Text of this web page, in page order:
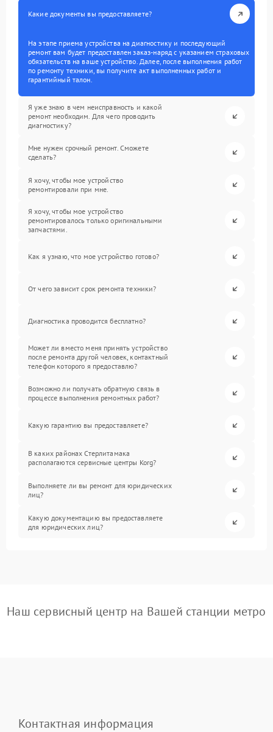
Какие документы вы предоставляете?
На этапе приема устройства на диагностику и последующий
ремонт вам будет предоставлен заказ-наряд с указанием страховых
обязательств на ваше устройство. Далее, после выполнения работ
по ремонту техники, вы получите акт выполненных работ и
гарантийный талон.
Я уже знаю в чем неисправность и какой
ремонт необходим. Для чего проводить
диагностику?
Мне нужен срочный ремонт. Сможете
сделать?
Я хочу, чтобы мое устройство
ремонтировали при мне.
Я хочу, чтобы мое устройство
ремонтировалось только оригинальными
запчастями.
Как я узнаю, что мое устройство готово?
От чего зависит срок ремонта техники?
Диагностика проводится бесплатно?
Может ли вместо меня принять устройство
после ремонта другой человек, контактный
телефон которого я предоставлю?
Возможно ли получать обратную связь в
процессе выполнения ремонтных работ?
Какую гарантию вы предоставляете?
В каких районах Стерлитамака
располагаются сервисные центры Korg?
Выполняете ли вы ремонт для юридических
лиц?
Какую документацию вы предоставляете
для юридических лиц?
Наш сервисный центр на Вашей станции метро
Контактная информация